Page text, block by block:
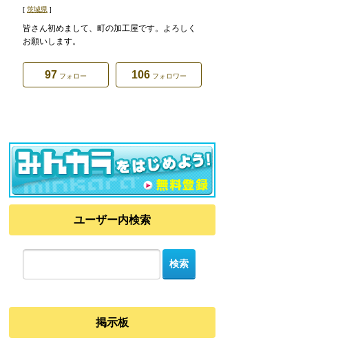
[ 茨城県 ]
皆さん初めまして、町の加工屋です。よろしく
お願いします。
97 フォロー 106フォロワー
ユーザー内検索
掲示板